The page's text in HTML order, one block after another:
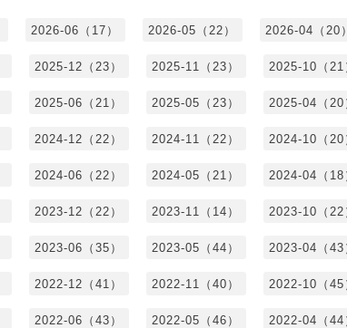
2026-06（17） 2026-05（22） 2026-04（20）
2025-12（23） 2025-11（23） 2025-10（21
2025-06（21） 2025-05（23） 2025-04（20
2024-12（22） 2024-11（22） 2024-10（20
2024-06（22） 2024-05（21） 2024-04（18
2023-12（22） 2023-11（14） 2023-10（22
2023-06（35） 2023-05（44） 2023-04（43
2022-12（41） 2022-11（40） 2022-10（45
2022-06（43） 2022-05（46） 2022-04（44